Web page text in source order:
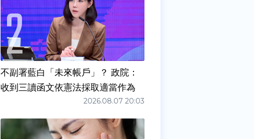
不副署藍白「未來帳戶」？ 政院：
收到三讀函文依憲法採取適當作為
2026.08.07 20:03